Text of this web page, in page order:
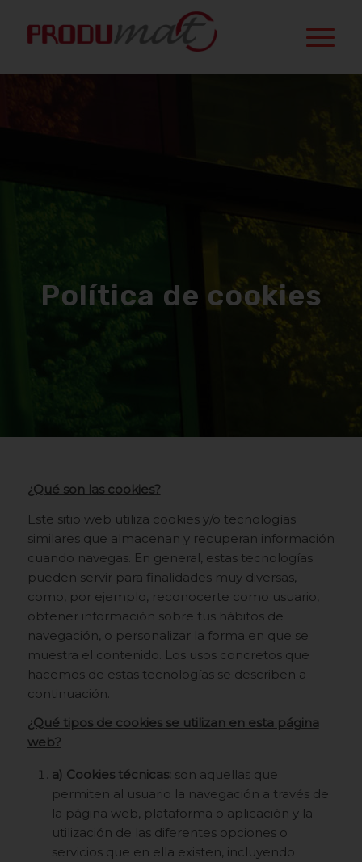
Política de cookies
¿Qué son las cookies?
Este sitio web utiliza cookies y/o tecnologías
similares que almacenan y recuperan información
cuando navegas. En general, estas tecnologías
pueden servir para finalidades muy diversas,
como, por ejemplo, reconocerte como usuario,
obtener información sobre tus hábitos de
navegación, o personalizar la forma en que se
muestra el contenido. Los usos concretos que
hacemos de estas tecnologías se describen a
continuación.
¿Qué tipos de cookies se utilizan en esta página
web?
a) Cookies técnicas: son aquellas que
permiten al usuario la navegación a través de
la página web, plataforma o aplicación y la
utilización de las diferentes opciones o
servicios que en ella existen, incluyendo